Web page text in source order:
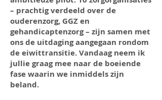
– prachtig verdeeld over de
ouderenzorg, GGZ en
gehandicaptenzorg – zijn samen met
ons de uitdaging aangegaan rondom
de eiwittransitie. Vandaag neem ik
jullie graag mee naar de boeiende
fase waarin we inmiddels zijn
beland.